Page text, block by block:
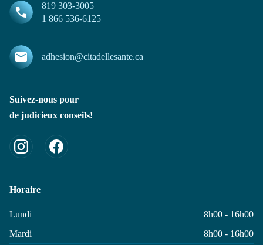
819 303-3005
1 866 536-6125
adhesion@citadellesante.ca
Suivez-nous pour
de judicieux conseils!
Horaire
Lundi
8h00 - 16h00
Mardi
8h00 - 16h00